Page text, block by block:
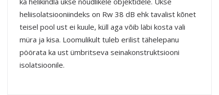
heliisolatsiooniindeks on Rw 38 dB ehk tavalist kõnet
teisel pool ust ei kuule, küll aga võib läbi kosta vali
müra ja kisa. Loomulikult tuleb erilist tähelepanu
pöörata ka ust ümbritseva seinakonstruktsiooni
isolatsioonile.